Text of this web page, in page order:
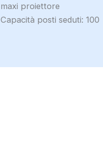
maxi proiettore
Capacità posti seduti: 100